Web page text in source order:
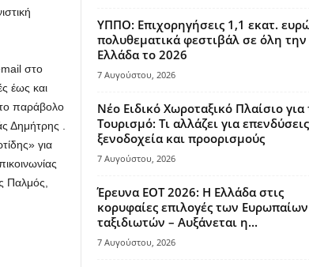
στο
έως και
παράβολο
Δημήτρης .
για
Παλμός,
ΥΠΠΟ: Επιχορηγήσεις 1,1 εκατ.
πολυθεματικά φεστιβάλ σε όλη την
Ελλάδα το 2026
7 Αυγούστου, 2026
Νέο Ειδικό Χωροταξικό Πλαίσιο για
Τουρισμό: Τι αλλάζει για
ξενοδοχεία και προορισμούς
7 Αυγούστου, 2026
Έρευνα ΕΟΤ 2026: Η Ελλάδα στις
κορυφαίες επιλογές των Ευρωπαίων
ταξιδιωτών – Αυξάνεται η...
7 Αυγούστου, 2026